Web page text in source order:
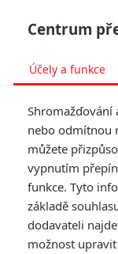
Silent
trailer
Centrum
Účely a funkce
Shromažďování
nebo odmítnou
můžete
vypnutím
funkce. Tyto
základě
dodavateli
možnost